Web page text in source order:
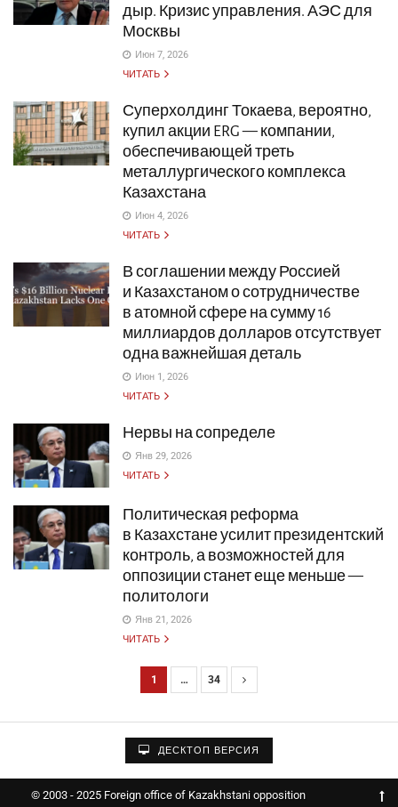
дыр. Кризис управления. АЭС для
Москвы
Июн 7, 2026
ЧИТАТЬ
Суперхолдинг Токаева, вероятно,
купил акции ERG — компании,
обеспечивающей треть
металлургического комплекса
Казахстана
Июн 4, 2026
ЧИТАТЬ
В соглашении между Россией
и Казахстаном о сотрудничестве
в атомной сфере на сумму 16
миллиардов долларов отсутствует
одна важнейшая деталь
Июн 1, 2026
ЧИТАТЬ
Нервы на сопределе
Янв 29, 2026
ЧИТАТЬ
Политическая реформа
в Казахстане усилит президентский
контроль, а возможностей для
оппозиции станет еще меньше —
политологи
Янв 21, 2026
ЧИТАТЬ
1 … 34
ДЕСКТОП ВЕРСИЯ
© 2003 - 2025 Foreign office of Kazakhstani opposition